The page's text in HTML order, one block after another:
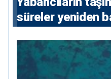
süreler yeniden
konutlara 36 ay